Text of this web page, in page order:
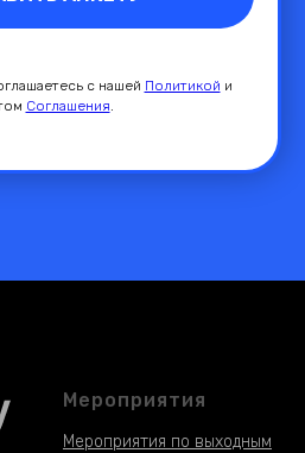
с нашей Политикой и
Соглашения
Мероприятия
Мероприятия по выходным